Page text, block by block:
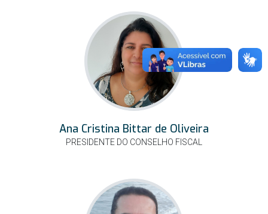
Ana Cristina Bittar de Oliveira
PRESIDENTE DO CONSELHO FISCAL